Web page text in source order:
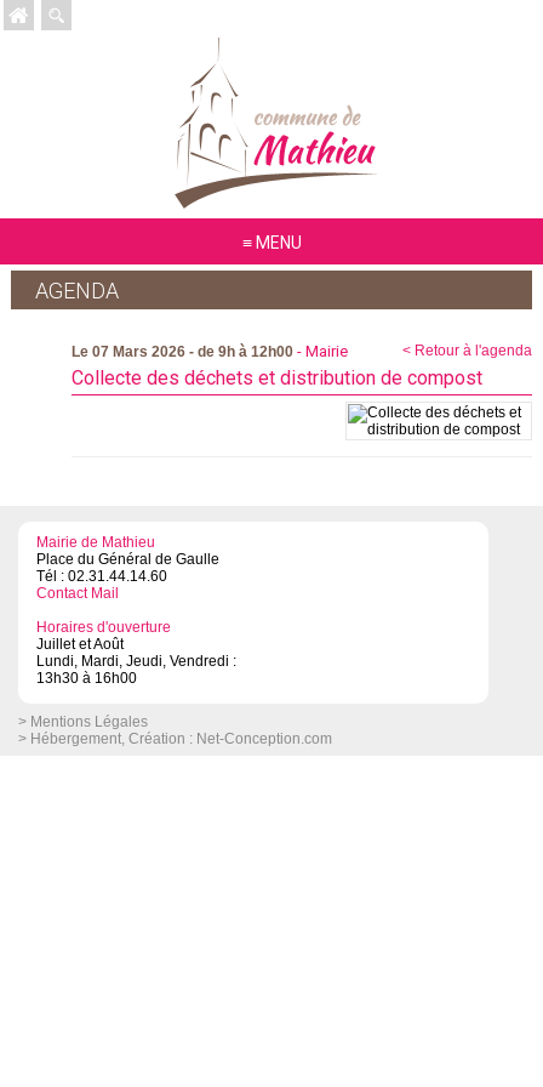
MENU
AGENDA
< Retour à l'agenda
Le 07 Mars 2026 - de 9h à 12h00- Mairie
Collecte des déchets et distribution de compost
Mairie de Mathieu
Place du Général de Gaulle
Tél : 02.31.44.14.60
Contact Mail
Horaires d'ouverture
Juillet et Août
Lundi, Mardi, Jeudi, Vendredi :
13h30 à 16h00
> Mentions Légales
> Hébergement, Création : Net-Conception.com